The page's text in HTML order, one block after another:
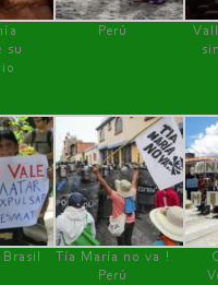
su
Perú
Tía María no va !
Perú